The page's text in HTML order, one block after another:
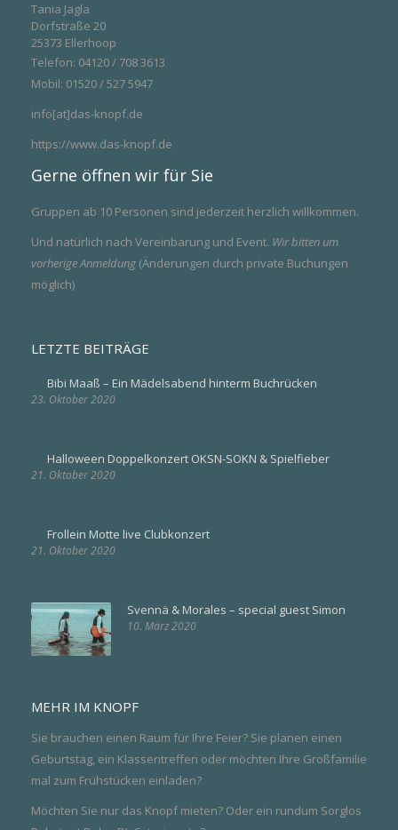
Tania Jagla
Dorfstraße 20
25373 Ellerhoop
Telefon: 04120 / 708 3613
Mobil: 01520 / 527 5947
info[at]das-knopf.de
https://www.das-knopf.de
Gerne öffnen wir für Sie
Gruppen ab 10 Personen sind jederzeit herzlich willkommen.
Und natürlich nach Vereinbarung und Event. Wir bitten um
vorherige Anmeldung (Änderungen durch private Buchungen
möglich)
LETZTE BEITRÄGE
Bibi Maaß – Ein Mädelsabend hinterm Buchrücken
23. Oktober 2020
Halloween Doppelkonzert OKSN-SOKN & Spielfieber
21. Oktober 2020
Frollein Motte live Clubkonzert
21. Oktober 2020
Svennä & Morales – special guest Simon
10. März 2020
MEHR IM KNOPF
Sie brauchen einen Raum für Ihre Feier? Sie planen einen
Geburtstag, ein Klassentreffen oder möchten Ihre Großfamilie
mal zum Frühstücken einladen?
Möchten Sie nur das Knopf mieten? Oder ein rundum Sorglos